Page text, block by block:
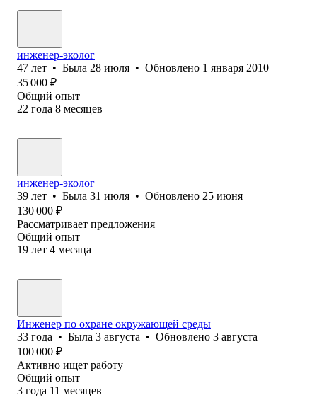
инженер-эколог
47 лет • Была 28 июля • Обновлено 1 января 2010
35 000 ₽
Общий опыт
22 года 8 месяцев
инженер-эколог
39 лет • Была 31 июля • Обновлено 25 июня
130 000 ₽
Рассматривает предложения
Общий опыт
19 лет 4 месяца
Инженер по охране окружающей среды
33 года • Была 3 августа • Обновлено 3 августа
100 000 ₽
Активно ищет работу
Общий опыт
3 года 11 месяцев